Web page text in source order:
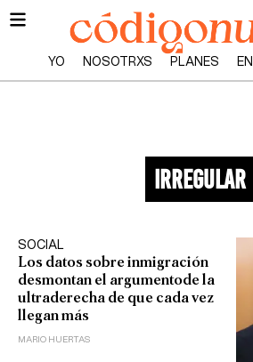
YO NOSOTRXS PLANES
irregular
SOCIAL
Los datos sobre inmigración
desmontan el argumentode la
ultraderecha de que cada vez
llegan más
MARIO HUERTAS